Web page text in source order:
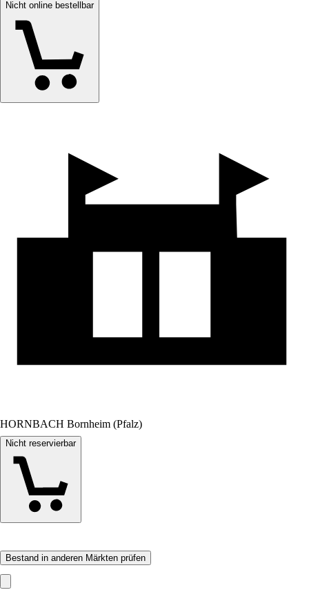
Nicht online bestellbar
HORNBACH Bornheim (Pfalz)
Nicht reservierbar
Bestand in anderen Märkten prüfen